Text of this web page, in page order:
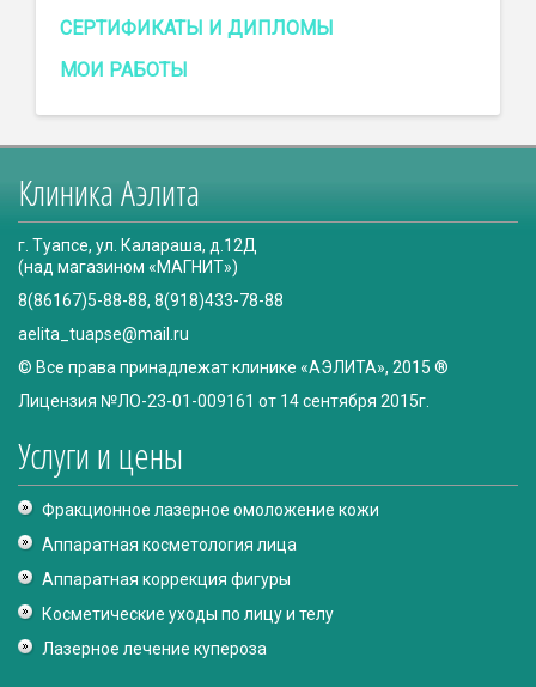
СЕРТИФИКАТЫ И ДИПЛОМЫ
МОИ РАБОТЫ
Клиника Аэлита
г. Туапсе, ул. Калараша, д.12Д
(над магазином «МАГНИТ»)
8(86167)5-88-88, 8(918)433-78-88
aelita_tuapse@mail.ru
© Все права принадлежат клинике «АЭЛИТА», 2015 ®
Лицензия №ЛО-23-01-009161 от 14 сентября 2015г.
Услуги и цены
Фракционное лазерное омоложение кожи
Аппаратная косметология лица
Аппаратная коррекция фигуры
Косметические уходы по лицу и телу
Лазерное лечение купероза